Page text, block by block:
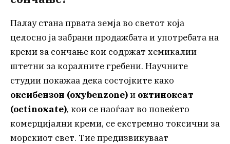
Палау стана првата земја во светот која
целосно ја забрани продажбата и употребата на
креми за сончање кои содржат хемикалии
штетни за коралните гребени. Научните
студии покажаа дека состојките како
оксибензон (oxybenzone)и октиноксат
(octinoxate), кои се наоѓаат во повеќето
комерцијални креми, се екстремно токсични за
морскиот свет. Тие предизвикуваат